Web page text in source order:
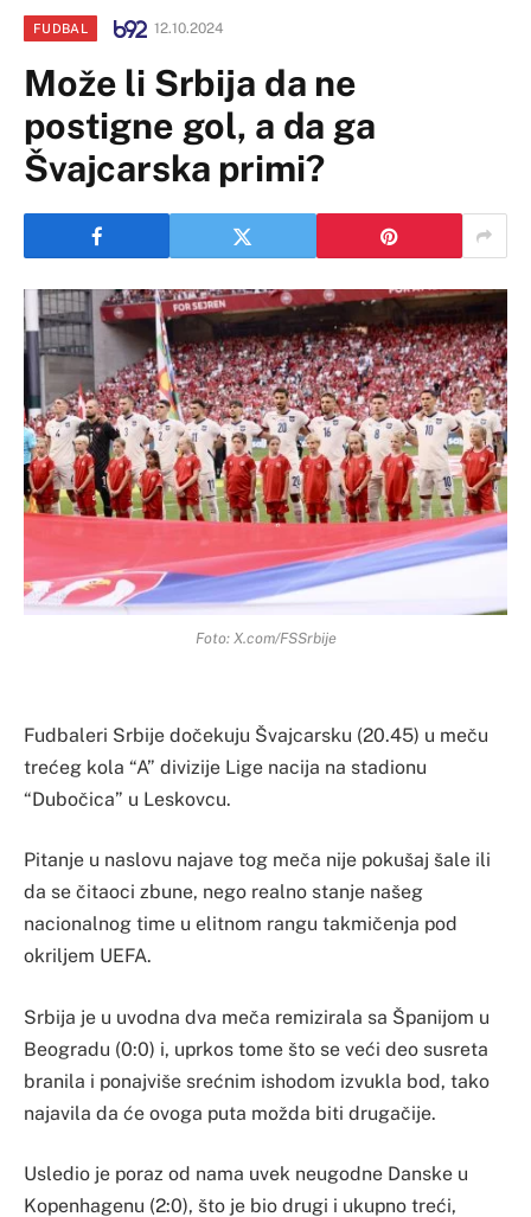
FUDBAL 12.10.2024
Može li Srbija da ne
postigne gol, a da ga
Švajcarska primi?
Foto: X.com/FSSrbije
Fudbaleri Srbije dočekuju Švajcarsku (20.45) u meču
trećeg kola “A” divizije Lige nacija na stadionu
“Dubočica” u Leskovcu.
Pitanje u naslovu najave tog meča nije pokušaj šale ili
da se čitaoci zbune, nego realno stanje našeg
nacionalnog time u elitnom rangu takmičenja pod
okriljem UEFA.
Srbija je u uvodna dva meča remizirala sa Španijom u
Beogradu (0:0) i, uprkos tome što se veći deo susreta
branila i ponajviše srećnim ishodom izvukla bod, tako
najavila da će ovoga puta možda biti drugačije.
Usledio je poraz od nama uvek neugodne Danske u
Kopenhagenu (2:0), što je bio drugi i ukupno treći,